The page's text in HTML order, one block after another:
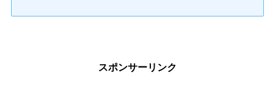
スポンサーリンク